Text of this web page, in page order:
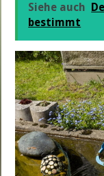
Siehe auch
bestimmt